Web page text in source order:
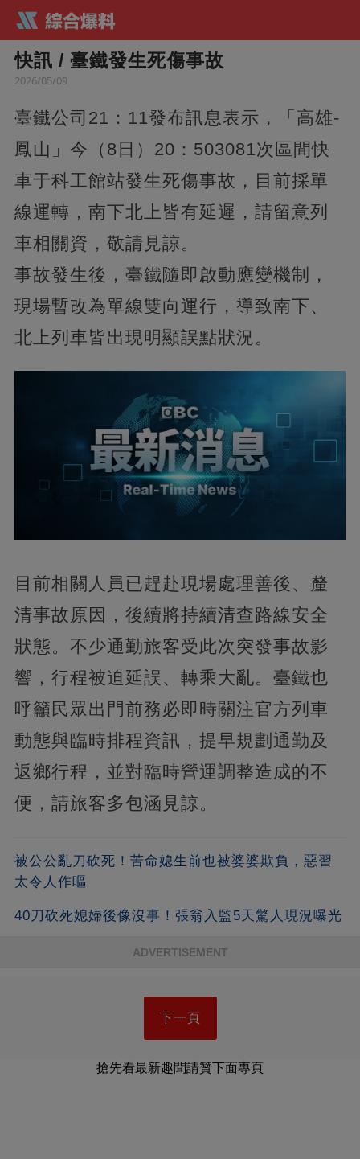
快訊 / 臺鐵發生死傷事故
2026/05/09
臺鐵公司21：11發布訊息表示，「高雄-
鳳山」今（8日）20：503081次區間快
車于科工館站發生死傷事故，目前採單
線運轉，南下北上皆有延遲，請留意列
車相關資，敬請見諒。
事故發生後，臺鐵隨即啟動應變機制，
現場暫改為單線雙向運行，導致南下、
北上列車皆出現明顯誤點狀況。
目前相關人員已趕赴現場處理善後、釐
清事故原因，後續將持續清查路線安全
狀態。不少通勤旅客受此次突發事故影
響，行程被迫延誤、轉乘大亂。臺鐵也
呼籲民眾出門前務必即時關注官方列車
動態與臨時排程資訊，提早規劃通勤及
返鄉行程，並對臨時營運調整造成的不
便，請旅客多包涵見諒。
被公公亂刀砍死！苦命媳生前也被婆婆欺負，惡習
太令人作嘔
40刀砍死媳婦後像沒事！張翁入監5天驚人現況曝光
ADVERTISEMENT
下一頁
搶先看最新趣聞請贊下面專頁